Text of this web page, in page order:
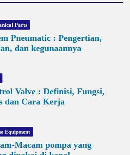
Parts
Pneumatic : Pengertian,
dan kegunaannya
Valve : Definisi, Fungsi,
dan Cara Kerja
Equipment
Macam pompa yang